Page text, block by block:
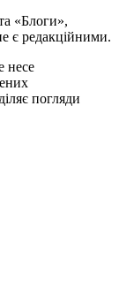
«Блоги»,
є редакційними.
несе
погляди